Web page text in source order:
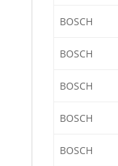
BOSCH
BOSCH
BOSCH
BOSCH
BOSCH